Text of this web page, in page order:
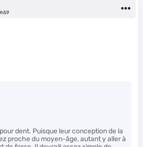
dent. Puisque leur conception de la
proche du moyen-âge, autant y aller à